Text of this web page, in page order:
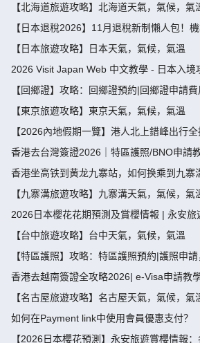
【北海道旅遊攻略】北海道天氣，氣候，氣
【日本退稅2026】11月退稅新制懶人包！
袋及限額全攻略 - 永安旅遊
【日本旅遊攻略】日本天氣，氣候，氣溫
2026 Visit Japan Web 中文教學 - 日本入境
【回鄉證】攻略：回鄉證預約|回鄉證申請
【東京旅遊攻略】東京天氣，氣候，氣溫
【2026內地假期一覽】港人北上錯峰出行全
節，端午節假期攻略）
香港去台灣簽證2026｜特區護照/BNO申請
香港坐高铁到黄龙九寨站，如何换乘到九寨
【九寨溝旅遊攻略】九寨溝天氣，氣候，氣
2026日本櫻花花期預測及賞櫻情報 | 永安
間、地點推薦
【台中旅遊攻略】台中天氣，氣候，氣溫
【特區護照】攻略：特區護照預約|護照申
香港去越南簽證全攻略2026| e-Visa申請教
【名古屋旅遊攻略】名古屋天氣，氣候，氣
如何在Payment link中使用會員優惠支付？
【2026日本櫻花預測】永安旅遊賞櫻情報：